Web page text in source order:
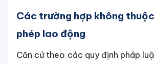
Các trường hợp không
phép lao động
Căn cứ theo các quy định pháp